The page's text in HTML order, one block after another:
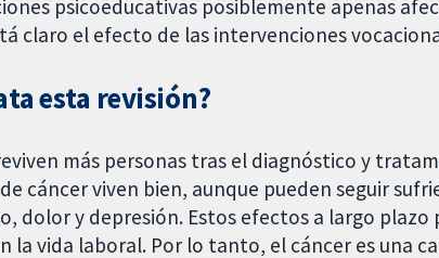
psicoeducativas posiblemente apenas
claro el efecto de las intervenciones
esta revisión?
más personas tras el diagnóstico y
cáncer viven bien, aunque pueden seguir
dolor y depresión. Estos efectos a largo plazo
la vida laboral. Por lo tanto, el cáncer es una